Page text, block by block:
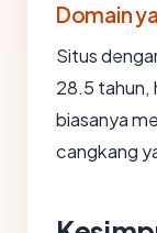
Domain
Situs
28.5 tahun,
biasanya
cangkang